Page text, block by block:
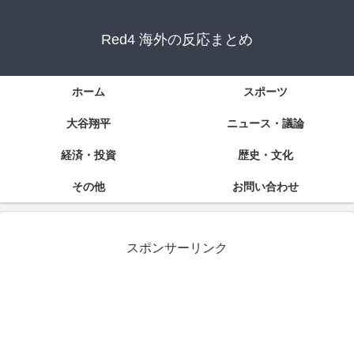
Red4 海外の反応まとめ
ホーム スポーツ
大谷翔平 ニュース・議論
経済・投資 歴史・文化
その他 お問い合わせ
スポンサーリンク